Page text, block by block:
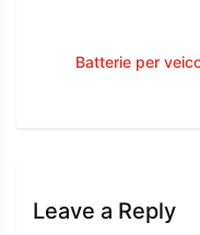
Batterie per
Leave a Reply